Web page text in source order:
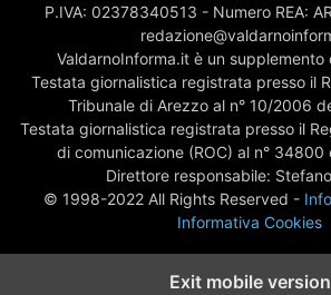
P.IVA: 02378340513 - Numero REA:
ValdarnoInforma.it è un supplemento
Testata giornalistica registrata presso il
Tribunale di Arezzo al n° 10/2006
Testata giornalistica registrata presso il
di comunicazione (ROC) al n°
Direttore responsabile:
© 1998-2022 All Rights Reserved -
Informativa Cookies
Exit mobile version